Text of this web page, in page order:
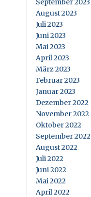
August 2023
Juli 2023
Juni 2023
Mai 2023
April 2023
März 2023
Februar 2023
Januar 2023
Dezember 2022
November 2022
Oktober 2022
September 2022
August 2022
Juli 2022
Juni 2022
Mai 2022
April 2022